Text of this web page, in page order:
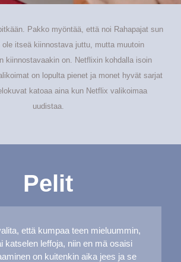
Pakko myöntää, että noi Rahapajat sun
ole itseä kiinnostava juttu, mutta muutoin
kiinnostavaakin on. Netflixin kohdalla isoin
on lopulta pienet ja monet hyvät sarjat
katoaa aina kun Netflix valikoimaa
uudistaa.
Pelit
että kumpaa teen mieluummin,
katselen leffoja, niin en mä osaisi
on kuitenkin aika jees ja se